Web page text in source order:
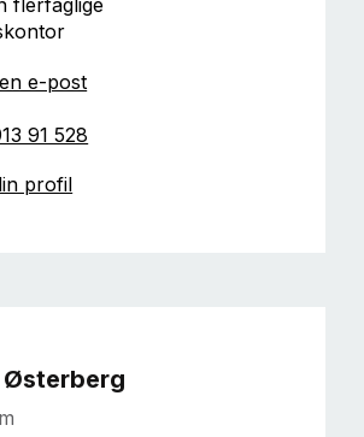
flerfaglige
e-post
91 528
profil
Østerberg